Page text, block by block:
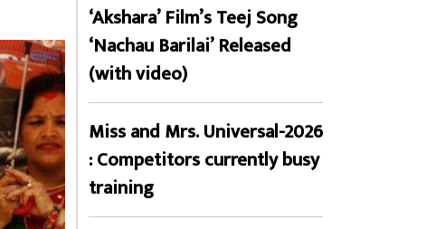
‘Akshara’ Film’s Teej Song
‘Nachau Barilai’ Released
(with video)
Miss and Mrs. Universal-2026
: Competitors currently busy
training